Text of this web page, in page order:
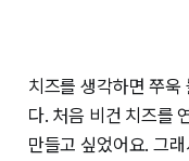
치즈를 생각하면 쭈욱
다. 처음 비건 치즈를
만들고 싶었어요. 그